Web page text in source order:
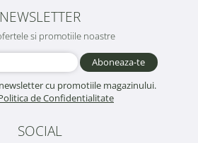
NEWSLETTER
si promotiile noastre
cu promotiile magazinului.
de Confidentialitate
SOCIAL